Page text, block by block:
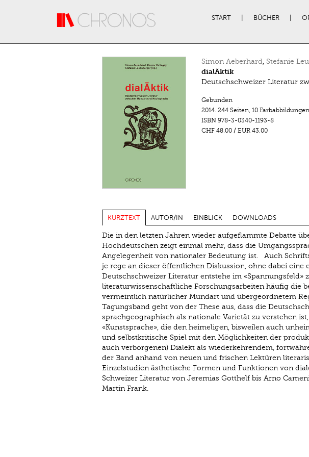
START BÜCHER
Simon Aeberhard, Stefanie
dialÄktik
Deutschschweizer Literatur
Gebunden
2014. 244 Seiten, 10 Farbabbildungen
ISBN 978-3-0340-1193-8
CHF 48.00/ EUR 43.00
KURZTEXT AUTOR/IN EINBLICK DOWNLOADS
Die in den letzten Jahren wieder aufgeflammte Debatte
Hochdeutschen zeigt einmal mehr, dass die
Angelegenheit von nationaler Bedeutung ist. Auch
je rege an dieser öffentlichen Diskussion, ohne dabei eine
Deutschschweizer Literatur entstehe im «Spannungsfeld»
literaturwissenschaftliche Forschungsarbeiten häufig die
vermeintlich natürlicher Mundart und übergeordnetem
Tagungsband geht von der These aus, dass die
sprachgeographisch als nationale Varietät zu verstehen
«Kunstsprache», die den heimeligen, bisweilen auch
und selbstkritische Spiel mit den Möglichkeiten der
auch verborgenen) Dialekt als wiederkehrendem,
der Band anhand von neuen und frischen Lektüren
Einzelstudien ästhetische Formen und Funktionen von
Schweizer Literatur von Jeremias Gotthelf bis Arno
Martin Frank.